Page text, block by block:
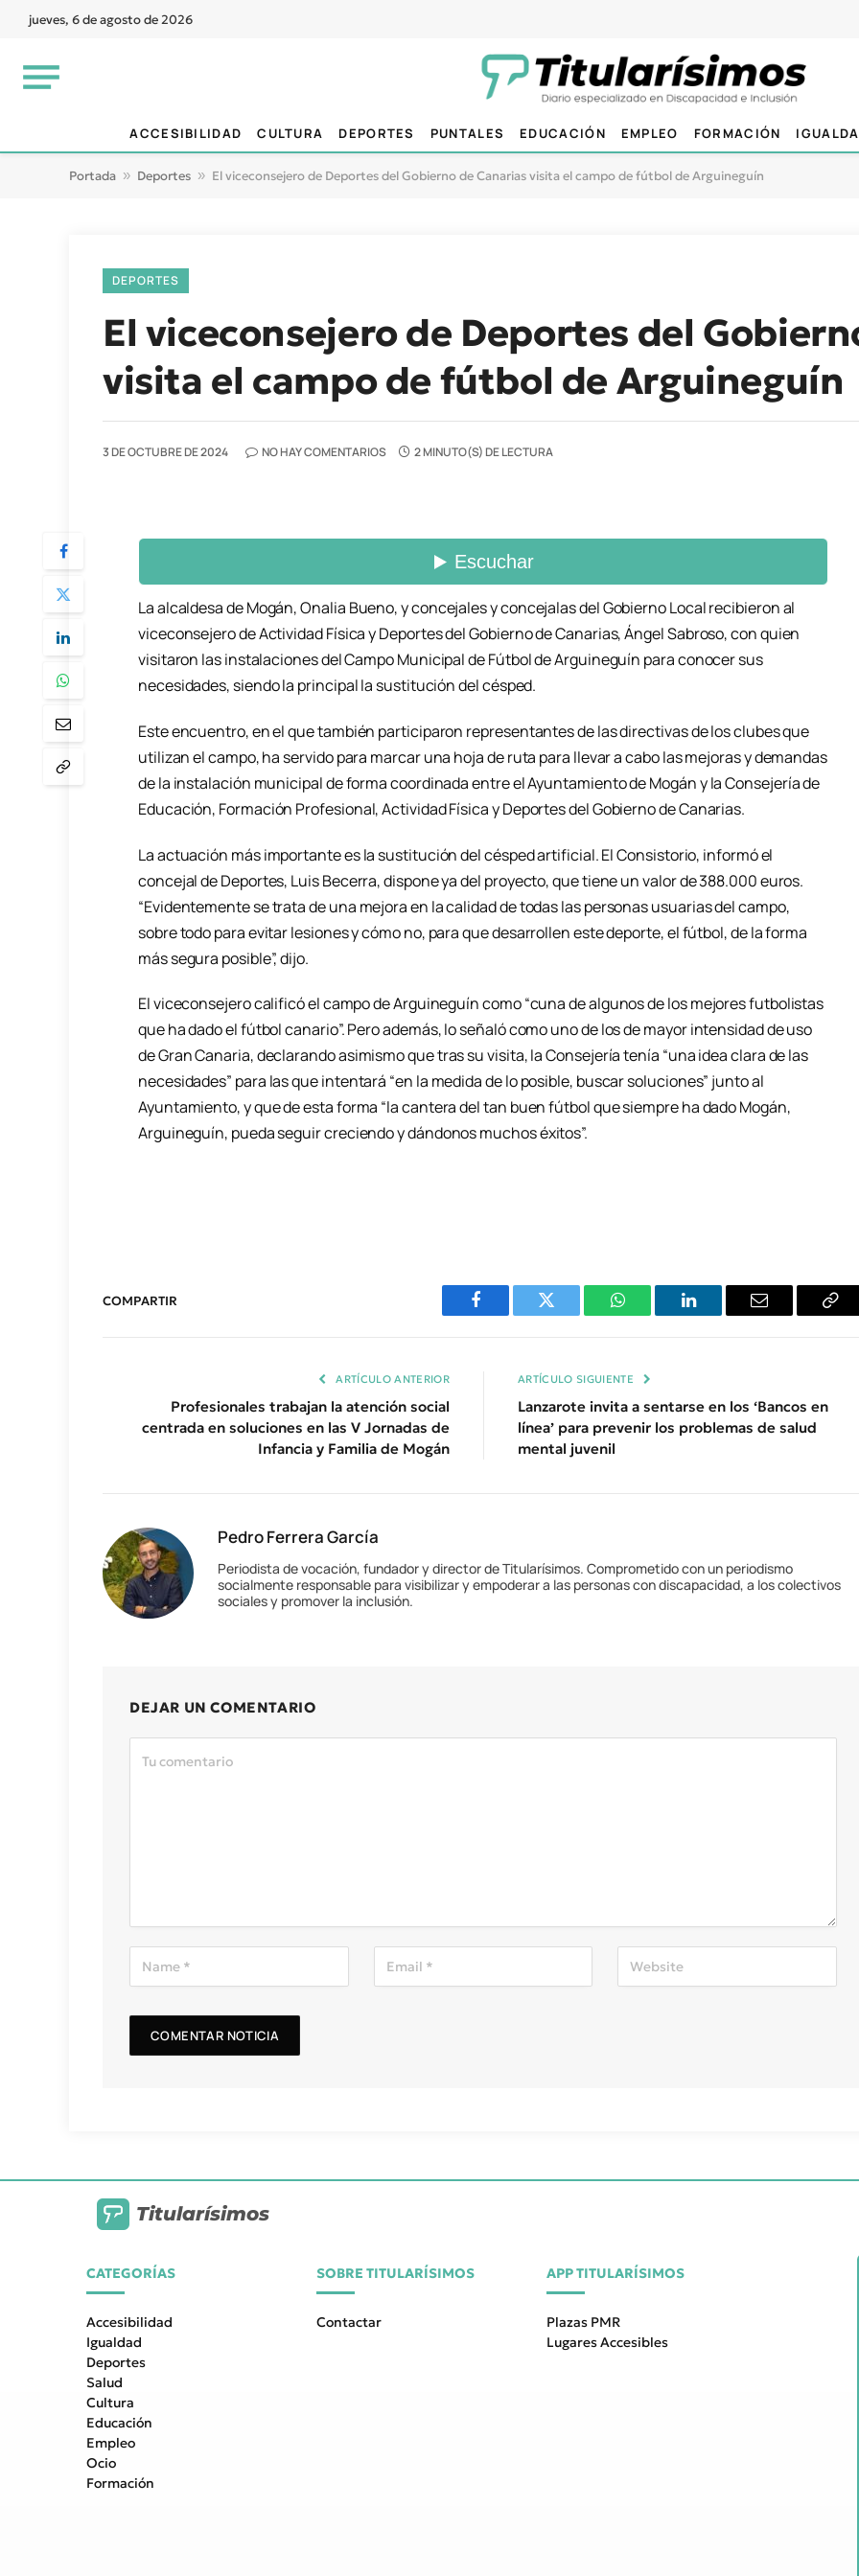
jueves, 6 de agosto de 2026
ACCESIBILIDAD CULTURA DEPORTES PUNTALES EDUCACIÓN EMPLEO FORMACIÓN
Portada » Deportes » El viceconsejero de Deportes del Gobierno de Canarias visita el campo de fútbol de Arguineguín
DEPORTES
El viceconsejero de Deportes del
visita el campo de fútbol de Arguineguín
3 DE OCTUBRE DE 2024 NO HAY COMENTARIOS 2 MINUTO(S) DE LECTURA
La alcaldesa de Mogán, Onalia Bueno, y concejales y concejalas del Gobierno Local recibieron al
viceconsejero de Actividad Física y Deportes del Gobierno de Canarias, Ángel Sabroso, con quien
visitaron las instalaciones del Campo Municipal de Fútbol de Arguineguín para conocer sus
necesidades, siendo la principal la sustitución del césped.
Este encuentro, en el que también participaron representantes de las directivas de los clubes que
utilizan el campo, ha servido para marcar una hoja de ruta para llevar a cabo las mejoras y demandas
de la instalación municipal de forma coordinada entre el Ayuntamiento de Mogán y la Consejería de
Educación, Formación Profesional, Actividad Física y Deportes del Gobierno de Canarias.
La actuación más importante es la sustitución del césped artificial. El Consistorio, informó el
concejal de Deportes, Luis Becerra, dispone ya del proyecto, que tiene un valor de 388.000 euros.
“Evidentemente se trata de una mejora en la calidad de todas las personas usuarias del campo,
sobre todo para evitar lesiones y cómo no, para que desarrollen este deporte, el fútbol, de la forma
más segura posible”, dijo.
El viceconsejero calificó el campo de Arguineguín como “cuna de algunos de los mejores futbolistas
que ha dado el fútbol canario”. Pero además, lo señaló como uno de los de mayor intensidad de uso
de Gran Canaria, declarando asimismo que tras su visita, la Consejería tenía “una idea clara de las
necesidades” para las que intentará “en la medida de lo posible, buscar soluciones” junto al
Ayuntamiento, y que de esta forma “la cantera del tan buen fútbol que siempre ha dado Mogán,
Arguineguín, pueda seguir creciendo y dándonos muchos éxitos”.
COMPARTIR
Facebook Twitter WhatsAppLinkedIn Email
ARTÍCULO ANTERIOR
Profesionales trabajan la atención social
centrada en soluciones en las V Jornadas de
Infancia y Familia de Mogán
ARTÍCULO SIGUIENTE
Lanzarote invita a sentarse en los ‘Bancos en
línea’ para prevenir los problemas de salud
mental juvenil
Pedro Ferrera García
Periodista de vocación, fundador y director de Titularísimos. Comprometido con un periodismo
socialmente responsable para visibilizar y empoderar a las personas con discapacidad, a los colectivos
sociales y promover la inclusión.
DEJAR UN COMENTARIO
Titularísimos
CATEGORÍAS
Accesibilidad
Igualdad
Deportes
Salud
Cultura
Educación
Empleo
Ocio
Formación
SOBRE TITULARÍSIMOS
Contactar
APP TITULARÍSIMOS
Plazas PMR
Lugares Accesibles